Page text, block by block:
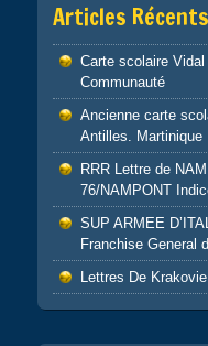
Articles Récents
Carte scolaire
Communauté
Ancienne carte
Antilles. Martinique
RRR Lettre de
76/NAMPONT
SUP ARMEE
Franchise General
Lettres De Krakovie